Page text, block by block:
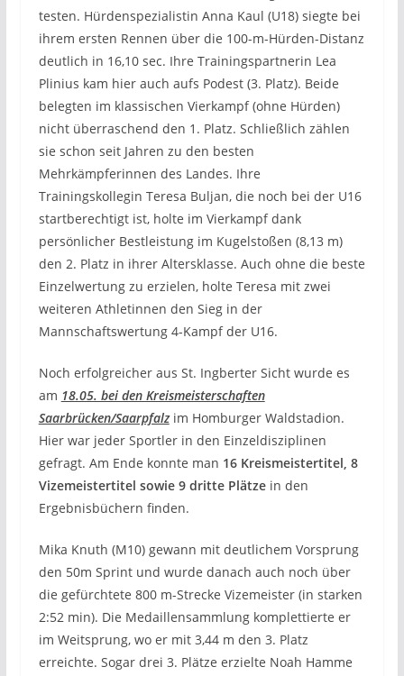
testen. Hürdenspezialistin Anna Kaul (U18) siegte bei
ihrem ersten Rennen über die 100-m-Hürden-Distanz
deutlich in 16,10 sec. Ihre Trainingspartnerin Lea
Plinius kam hier auch aufs Podest (3. Platz). Beide
belegten im klassischen Vierkampf (ohne Hürden)
nicht überraschend den 1. Platz. Schließlich zählen
sie schon seit Jahren zu den besten
Mehrkämpferinnen des Landes. Ihre
Trainingskollegin Teresa Buljan, die noch bei der U16
startberechtigt ist, holte im Vierkampf dank
persönlicher Bestleistung im Kugelstoßen (8,13 m)
den 2. Platz in ihrer Altersklasse. Auch ohne die beste
Einzelwertung zu erzielen, holte Teresa mit zwei
weiteren Athletinnen den Sieg in der
Mannschaftswertung 4-Kampf der U16.
Noch erfolgreicher aus St. Ingberter Sicht wurde es
am 18.05. bei den Kreismeisterschaften
Saarbrücken/Saarpfalzim Homburger Waldstadion.
Hier war jeder Sportler in den Einzeldisziplinen
gefragt. Am Ende konnte man 16 Kreismeistertitel, 8
Vizemeistertitel sowie 9 dritte Plätzein den
Ergebnisbüchern finden.
Mika Knuth (M10) gewann mit deutlichem Vorsprung
den 50m Sprint und wurde danach auch noch über
die gefürchtete 800 m-Strecke Vizemeister (in starken
2:52 min). Die Medaillensammlung komplettierte er
im Weitsprung, wo er mit 3,44 m den 3. Platz
erreichte. Sogar drei 3. Plätze erzielte Noah Hamme